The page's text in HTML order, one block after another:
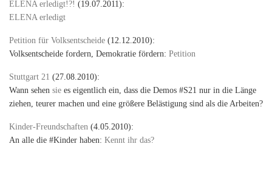
ELENA erledigt!?! (19.07.2011):
ELENA erledigt
Petition für Volksentscheide (12.12.2010):
Volksentscheide fordern, Demokratie fördern: Petition
Stuttgart 21 (27.08.2010):
Wann sehen sie es eigentlich ein, dass die Demos #S21 nur in die Länge
ziehen, teurer machen und eine größere Belästigung sind als die Arbeiten?
Kinder-Freundschaften (4.05.2010):
An alle die #Kinder haben: Kennt ihr das?